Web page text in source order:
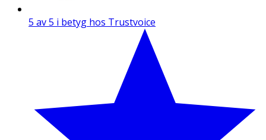
5 av 5 i betyg hos Trustvoice